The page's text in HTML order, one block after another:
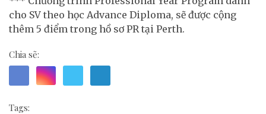
cho SV theo học Advance Diploma, sẽ được cộng
thêm 5 điểm trong hồ sơ PR tại Perth.
Chia sẽ:
Tags: